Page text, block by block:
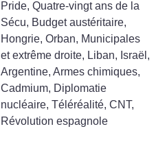
Pride, Quatre-vingt ans de la
Sécu, Budget austéritaire,
Hongrie, Orban, Municipales
et extrême droite, Liban, Israël,
Argentine, Armes chimiques,
Cadmium, Diplomatie
nucléaire, Téléréalité, CNT,
Révolution espagnole